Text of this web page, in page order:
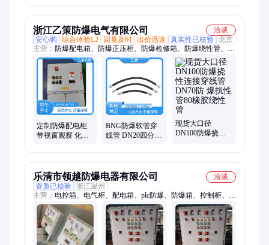
浙江乙策防爆电气有限公司
洽谈
安心购
综合体验L2 回复及时 出价迅速 真实性已核验 北京
主营： 防爆配电箱、防爆正压柜、防爆检修箱、防爆绕性管、接
线箱、防腐三防控制箱、三通四通连线盒
定制防爆配电柜
带视窗观察 化工
BNG防爆软管穿
线管 DN20四分六
现货大口径
DN100防爆挠性
乐清市领越防爆电器有限公司
洽谈
资质已核验 浙江温州
主营： 电控箱、电气柜、配电箱、plc防爆、防爆箱、控制柜、防
爆电、旁防爆、bxk防爆、防爆配、防爆照明、防爆防腐、按钮
防爆、触摸屏、操作柱、箱壳体、配电柜、操作箱、控制箱、箱
定做、检修箱、断路器、报警器、开关箱、计算机